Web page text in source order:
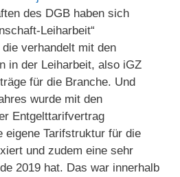
des DGB haben sich
Leiharbeit“
verhandelt mit den
in der Leiharbeit, also iGZ
für die Branche. Und
wurde mit den
Entgelttarifvertrag
eigene Tarifstruktur für die
und zudem eine sehr
2019 hat. Das war innerhalb